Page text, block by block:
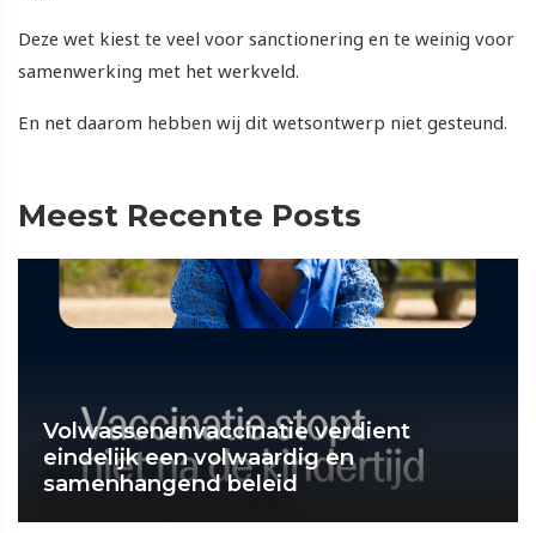
Deze wet kiest te veel voor sanctionering en te weinig voor
samenwerking met het werkveld.
En net daarom hebben wij dit wetsontwerp niet gesteund.
Meest Recente Posts
Volwassenenvaccinatie verdient
eindelijk een volwaardig en
samenhangend beleid